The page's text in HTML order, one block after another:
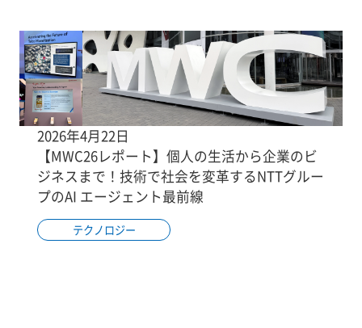
2026年4月22日
【MWC26レポート】個人の生活から企業のビ
ジネスまで！技術で社会を変革するNTTグルー
プのAI エージェント最前線
テクノロジー